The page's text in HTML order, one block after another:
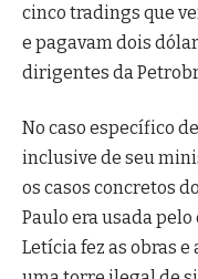
cinco tradings que
e pagavam dois
dirigentes da
No caso específico
inclusive de seu
os casos concretos
Paulo era usada pelo
Letícia fez as obras